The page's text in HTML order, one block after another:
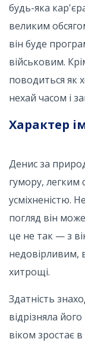
будь-яка
великим
він буде
військовим.
поводиться як
нехай часом і
Характер
Денис за
гумору, легким
усміхненістю.
погляд він
це не так — з
недовірливим,
хитрощі.
Здатність
відрізняла
віком зростає